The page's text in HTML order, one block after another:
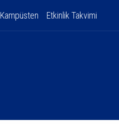
Kampüsten Etkinlik Takvimi